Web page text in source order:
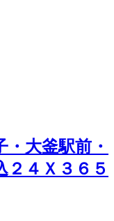
・大釜駅前・
２４Ｘ３６５